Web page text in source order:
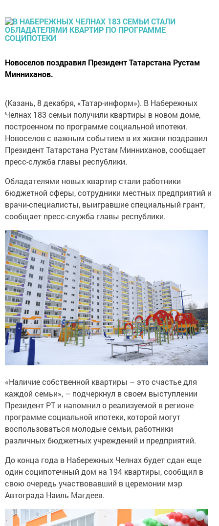
Новоселов поздравил Президент Татарстана Рустам
Минниханов.
(Казань, 8 декабря, «Татар-информ»). В Набережных
Челнах 183 семьи получили квартиры в новом доме,
построенном по программе социальной ипотеки.
Новоселов с важным событием в их жизни поздравил
Президент Татарстана Рустам Минниханов, сообщает
пресс-служба главы республики.
Обладателями новых квартир стали работники
бюджетной сферы, сотрудники местных предприятий и
врачи-специалисты, выигравшие специальный грант,
сообщает пресс-служба главы республики.
«Наличие собственной квартиры – это счастье для
каждой семьи», – подчеркнул в своем выступлении
Президент РТ и напомнил о реализуемой в регионе
программе социальной ипотеки, которой могут
воспользоваться молодые семьи, работники
различных бюджетных учреждений и предприятий.
До конца года в Набережных Челнах будет сдан еще
один соципотечный дом на 194 квартиры, сообщил в
свою очередь участвовавший в церемонии мэр
Автограда Наиль Магдеев.